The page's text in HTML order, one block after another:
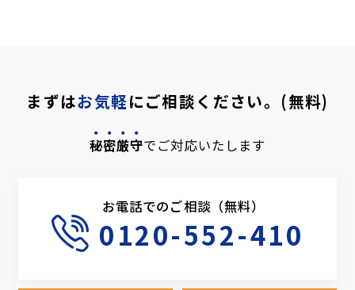
まずはお気軽にご相談ください。(無料)
秘密厳守でご対応いたします
お電話でのご相談（無料）
0120-552-410